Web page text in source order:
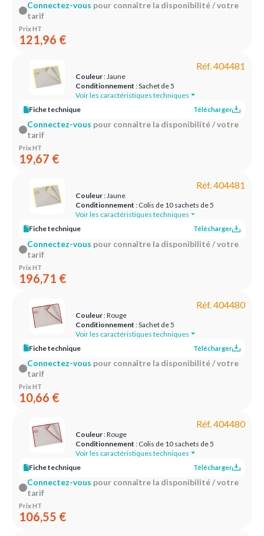
Connectez-vous pour connaître la disponibilité / votre
tarif
Prix HT
121,96 €
Réf. 404481
Couleur: Jaune
Conditionnement : Sachet de 5
Voir les caractéristiques techniques
Fiche technique
Télécharger
Connectez-vous pour connaître la disponibilité / votre
tarif
Prix HT
19,67 €
Réf. 404481
Couleur: Jaune
Conditionnement : Colis de 10 sachets de 5
Voir les caractéristiques techniques
Fiche technique
Télécharger
Connectez-vous pour connaître la disponibilité / votre
tarif
Prix HT
196,71 €
Réf. 404480
Couleur: Rouge
Conditionnement : Sachet de 5
Voir les caractéristiques techniques
Fiche technique
Télécharger
Connectez-vous pour connaître la disponibilité / votre
tarif
Prix HT
10,66 €
Réf. 404480
Couleur: Rouge
Conditionnement : Colis de 10 sachets de 5
Voir les caractéristiques techniques
Fiche technique
Télécharger
Connectez-vous pour connaître la disponibilité / votre
tarif
Prix HT
106,55 €